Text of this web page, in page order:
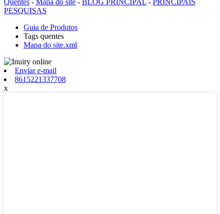
Quentes - Mapa do site - BLOG PRINCIPAL - PRINCIPAIS
PESQUISAS
Guia de Produtos
Tags quentes
Mapa do site.xml
Enviar e-mail
8615221337708
x